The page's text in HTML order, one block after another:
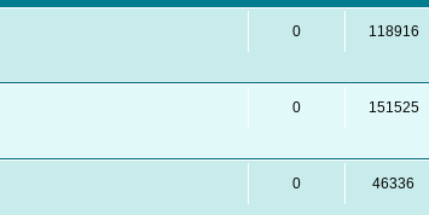
0 118916
0 151525
0 46336